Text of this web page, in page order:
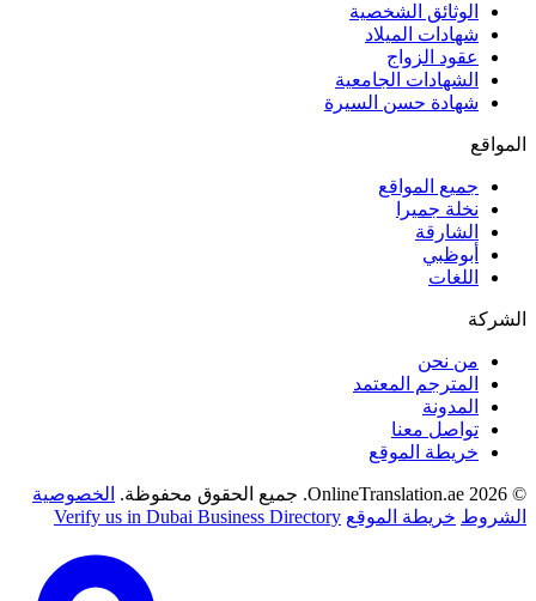
الوثائق الشخصية
شهادات الميلاد
عقود الزواج
الشهادات الجامعية
شهادة حسن السيرة
المواقع
جميع المواقع
نخلة جميرا
الشارقة
أبوظبي
اللغات
الشركة
من نحن
المترجم المعتمد
المدونة
تواصل معنا
خريطة الموقع
© 2026 OnlineTranslation.ae. جميع الحقوق محفوظة.
الخصوصية
الشروط خريطة الموقع Verify us in Dubai Business Directory